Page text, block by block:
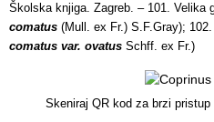
Školska knjiga. Zagreb. – 101. Velika
comatus (Mull. ex Fr.) S.F.Gray);
comatus var. ovatus Schff. ex Fr.)
Skeniraj QR kod za brzi